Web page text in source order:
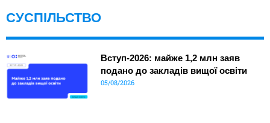
СУСПІЛЬСТВО
Вступ-2026: майже 1,2 млн заяв
подано до закладів вищої освіти
05/08/2026